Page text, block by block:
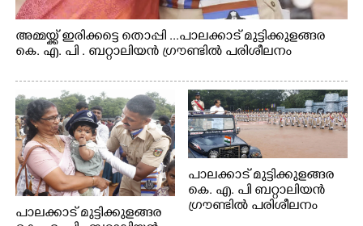
അമ്മയ്ക്ക് ഇരിക്കട്ടെ തൊപ്പി ...പാലക്കാട് മുട്ടിക്കുളങ്ങര
കെ. എ. പി . ബറ്റാലിയൻ ഗ്രൗണ്ടിൽ പരിശീലനം
പാലക്കാട് മുട്ടിക്കുളങ്ങര
പാലക്കാട് മുട്ടിക്കുളങ്ങര
കെ. എ. പി ബറ്റാലിയൻ
ഗ്രൗണ്ടിൽ പരിശീലനം